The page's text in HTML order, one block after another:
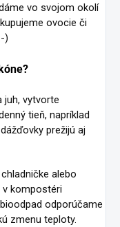
vo svojom okolí
ovocie či
)
juh, vytvorte
tieň, napríklad
prežijú aj
alebo
kompostéri
odporúčame
zmenu teploty.